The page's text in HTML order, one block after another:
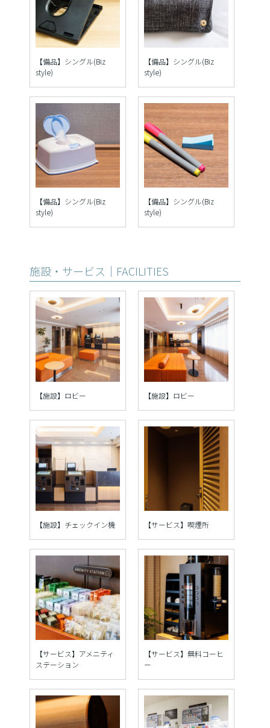
【備品】シングル(Biz
style)
【備品】シングル(Biz
style)
【備品】シングル(Biz
style)
【備品】シングル(Biz
style)
施設・サービス｜FACILITIES
【施設】ロビー 【施設】ロビー
【施設】チェックイン機 【サービス】喫煙所
【サービス】アメニティ
ステーション
【サービス】無料コーヒ
ー